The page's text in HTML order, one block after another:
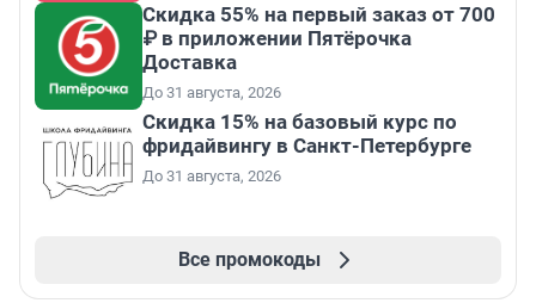
Скидка 55% на первый заказ от 700
₽ в приложении Пятёрочка
Доставка
До 31 августа, 2026
Скидка 15% на базовый курс по
фридайвингу в Санкт-Петербурге
До 31 августа, 2026
Все промокоды